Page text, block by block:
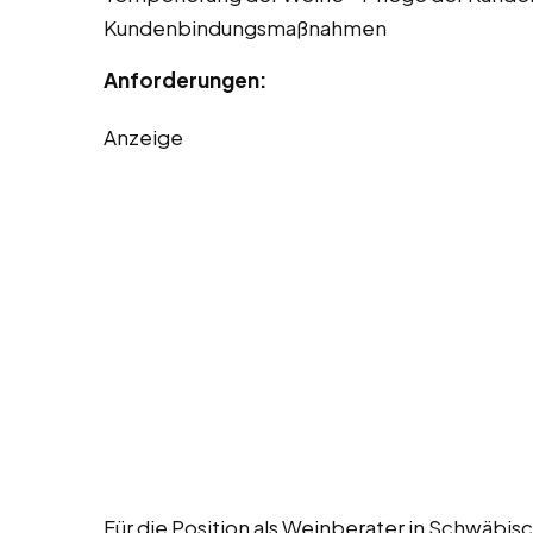
Kundenbindungsmaßnahmen
Anforderungen:
Anzeige
Für die Position als Weinberater in